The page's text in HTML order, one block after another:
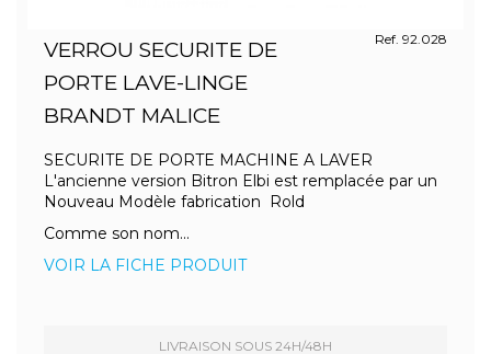
VERROU SECURITE DE
PORTE LAVE-LINGE
BRANDT MALICE
Ref. 92.028
SECURITE DE PORTE MACHINE A LAVER
L'ancienne version Bitron Elbi est remplacée par un
Nouveau Modèle fabrication Rold
Comme son nom...
VOIR LA FICHE PRODUIT
LIVRAISON SOUS 24H/48H